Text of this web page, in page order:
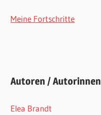
Meine Fortschritte
Autoren / Autorinnen
Elea Brandt